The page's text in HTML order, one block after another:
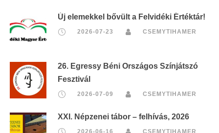
Új elemekkel bővült a Felvidéki Értéktár!
2026-07-23 CSEMYTIHAMER
26. Egressy Béni Országos Színjátszó
Fesztivál
2026-07-09 CSEMYTIHAMER
XXI. Népzenei tábor – felhívás, 2026
2026-06-16 CSEMYTIHAMER